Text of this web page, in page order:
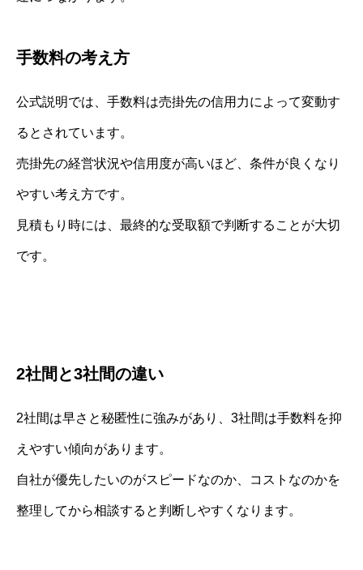
手数料の考え方
公式説明では、手数料は売掛先の信用力によって変動す
るとされています。
売掛先の経営状況や信用度が高いほど、条件が良くなり
やすい考え方です。
見積もり時には、最終的な受取額で判断することが大切
です。
2社間と3社間の違い
2社間は早さと秘匿性に強みがあり、3社間は手数料を抑
えやすい傾向があります。
自社が優先したいのがスピードなのか、コストなのかを
整理してから相談すると判断しやすくなります。